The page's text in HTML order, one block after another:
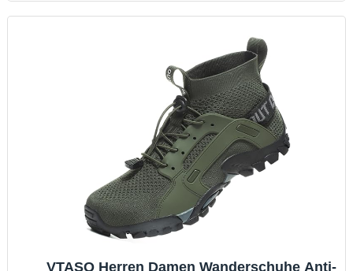
VTASQ Herren Damen Wanderschuhe Anti-